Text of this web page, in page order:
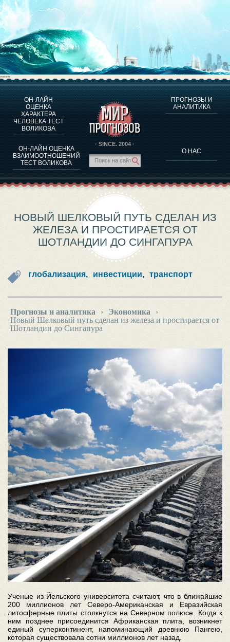
----
ОН-ЛАЙН
ОЦЕНКА
ХАРАКТЕРА
ЧЕЛОВЕКА ТЕСТ
ВОЛИКОВА
ОН-ЛАЙН ОЦЕНКА
ВЗАИМООТНОШЕНИЙ
ТЕСТ ВОЛИКОВА
· SINCE. 2004 ·
ПРОГНОЗЫ И
АНАЛИТИКА
О НАС
О ПРОГРАММЕ
ОЦЕНКА ХАРАКТЕРA ЧЕЛОВЕКА
ОЦЕНКА ХАРАКТЕРА ВЫДАЮЩИХСЯ ЛИЧНОСТЕЙ
О ПРОГРАММЕ
ТЕСТ НА СОВМЕСТИМОСТЬ ВОЛИКОВА
ПРОГНОЗЫ И АНАЛИТИКА
НОВЫЙ ШЕЛКОВЫЙ ПУТЬ СДЕЛАН ИЗ
ЖЕЛЕЗА И ПРОСТИРАЕТСЯ ОТ
ШОТЛАНДИИ ДО СИНГАПУРА
глобализация, инвестиции, транспорт
Прогнозы и аналитика › Экономика
›
Новый Шелковый путь сделан из железа и простирается от
Шотландии до Сингапура
Ученые из Йельского университета считают, что в ближайшие
200 миллионов лет Северо-Американская и Евразийская
литосферные плиты столкнутся на Северном полюсе. Когда к
ним позднее присоединится Африканская плита, возникнет
единый суперконтинент, напоминающий древнюю Пангею,
которая существовала сотни миллионов лет назад.